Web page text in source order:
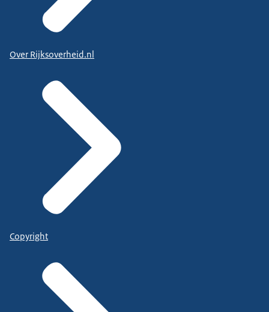
Over Rijksoverheid.nl
Copyright